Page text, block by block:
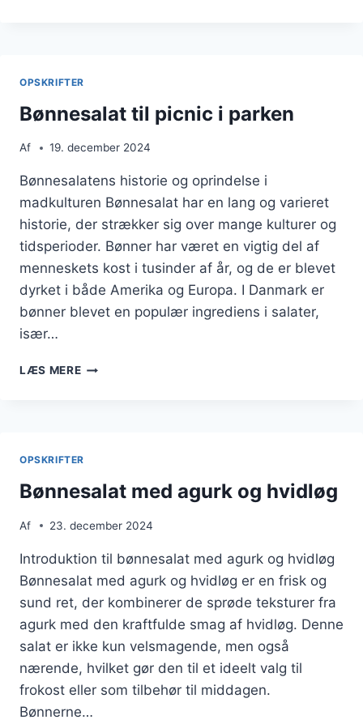
OPSKRIFTER
Bønnesalat til picnic i parken
Af 19. december 2024
Bønnesalatens historie og oprindelse i
madkulturen Bønnesalat har en lang og varieret
historie, der strækker sig over mange kulturer og
tidsperioder. Bønner har været en vigtig del af
menneskets kost i tusinder af år, og de er blevet
dyrket i både Amerika og Europa. I Danmark er
bønner blevet en populær ingrediens i salater,
især…
LÆS MEREBØNNESALAT
OPSKRIFTER
Bønnesalat med agurk og hvidløg
Af 23. december 2024
Introduktion til bønnesalat med agurk og hvidløg
Bønnesalat med agurk og hvidløg er en frisk og
sund ret, der kombinerer de sprøde teksturer fra
agurk med den kraftfulde smag af hvidløg. Denne
salat er ikke kun velsmagende, men også
nærende, hvilket gør den til et ideelt valg til
frokost eller som tilbehør til middagen.
Bønnerne…